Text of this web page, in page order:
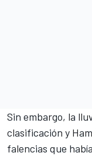
Sin embargo, la
clasificación y
falencias que